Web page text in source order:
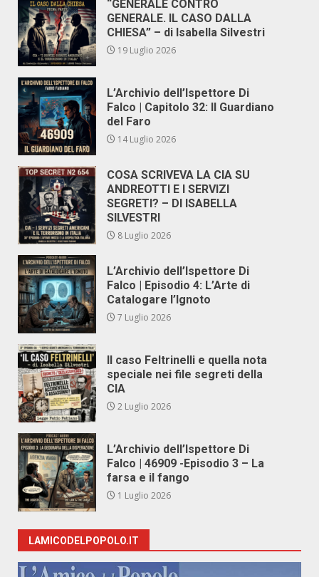
“GENERALE CONTRO
GENERALE. IL CASO DALLA
CHIESA” – di Isabella Silvestri
19 Luglio 2026
L’Archivio dell’Ispettore Di
Falco | Capitolo 32: Il Guardiano
del Faro
14 Luglio 2026
COSA SCRIVEVA LA CIA SU
ANDREOTTI E I SERVIZI
SEGRETI? – DI ISABELLA
SILVESTRI
8 Luglio 2026
L’Archivio dell’Ispettore Di
Falco | Episodio 4: L’Arte di
Catalogare l’Ignoto
7 Luglio 2026
Il caso Feltrinelli e quella nota
speciale nei file segreti della
CIA
2 Luglio 2026
L’Archivio dell’Ispettore Di
Falco | 46909 -Episodio 3 – La
farsa e il fango
1 Luglio 2026
LAMICODELPOPOLO.IT